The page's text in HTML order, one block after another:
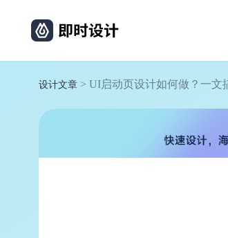
设计文章 > UI启动页设计如何做？一文